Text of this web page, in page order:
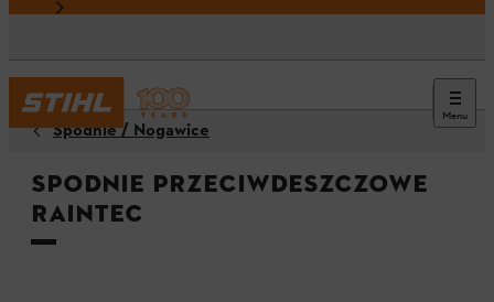
Menu
Spodnie / Nogawice
Spodnie przeciwdeszczowe
RAINTEC